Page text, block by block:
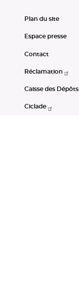
Plan du site
Espace presse
Contact
Réclamation
Caisse des Dépôts
Ciclade